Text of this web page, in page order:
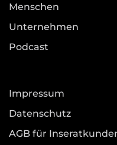
Menschen
Unternehmen
Podcast
Impressum
Datenschutz
AGB für